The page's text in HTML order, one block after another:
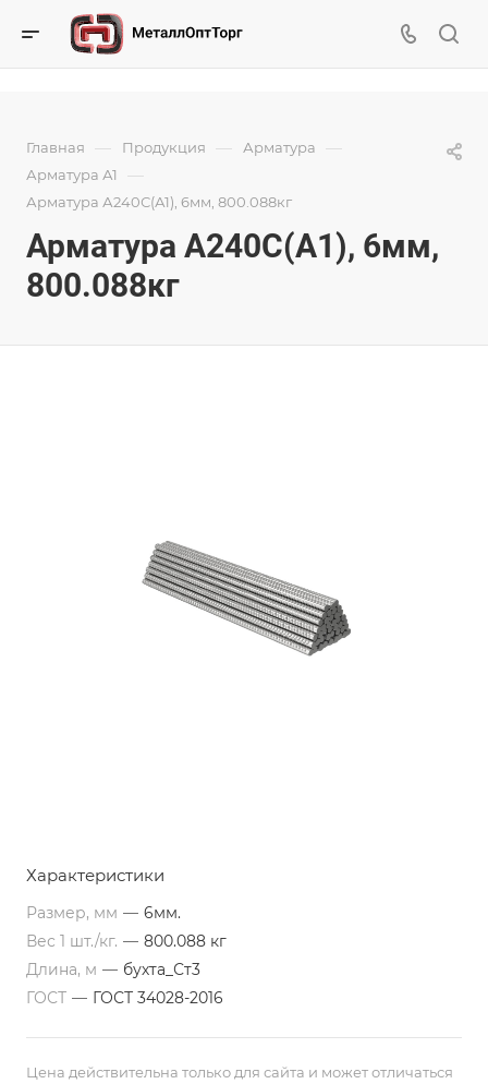
Главная — Продукция — Арматура —
Арматура А1 —
Арматура А240С(А1), 6мм, 800.088кг
Арматура А240С(А1), 6мм,
800.088кг
Характеристики
Размер, мм — 6мм.
Вес 1 шт./кг. — 800.088 кг
Длина, м — бухта_Ст3
ГОСТ — ГОСТ 34028-2016
Цена действительна только для сайта и может отличаться